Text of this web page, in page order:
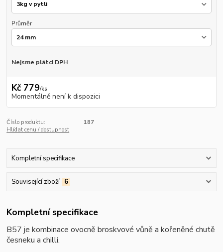
Průměr
Nejsme plátci DPH
Kč 779/ks
Momentálně není k dispozici
Číslo produktu:
187
Hlídat cenu / dostupnost
Kompletní specifikace
Související zboží 6
Kompletní specifikace
B57 je kombinace ovocně broskvové vůně a kořeněné chutě
česneku a chilli.